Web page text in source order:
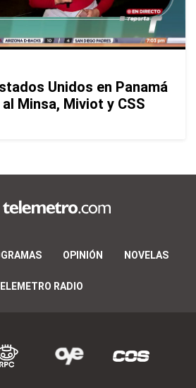
Unidos en Panamá
Minsa, Miviot y CSS
OPINIÓN NOVELAS
RADIO